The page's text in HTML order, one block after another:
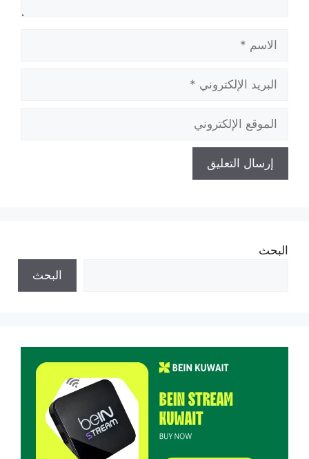
الاسم
البريد
الإلكتروني
الموقع
الإلكتروني
البحث
البحث